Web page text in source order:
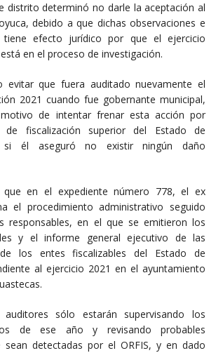
distrito determinó no darle la aceptación al
debido a que dichas observaciones e
tiene efecto jurídico por que el ejercicio
en el proceso de investigación.
evitar que fuera auditado nuevamente el
2021 cuando fue gobernante municipal,
de intentar frenar esta acción por
fiscalización superior del Estado de
si él aseguró no existir ningún daño
que en el expediente número 778, el ex
el procedimiento administrativo seguido
responsables, en el que se emitieron los
y el informe general ejecutivo de las
los entes fiscalizables del Estado de
al ejercicio 2021 en el ayuntamiento
sólo estarán supervisando los
de ese año y revisando probables
sean detectadas por el ORFIS, y en dado